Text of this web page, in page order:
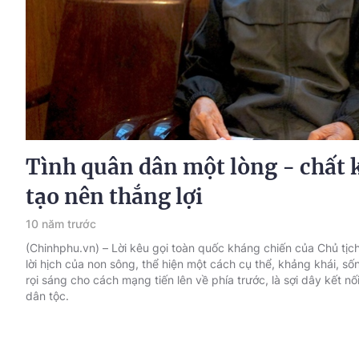
Tình quân dân một lòng - chất
tạo nên thắng lợi
10 năm trước
(Chinhphu.vn) – Lời kêu gọi toàn quốc kháng chiến của Chủ
lời hịch của non sông, thể hiện một cách cụ thể, khảng khái,
rọi sáng cho cách mạng tiến lên về phía trước, là sợi dây kết
dân tộc.